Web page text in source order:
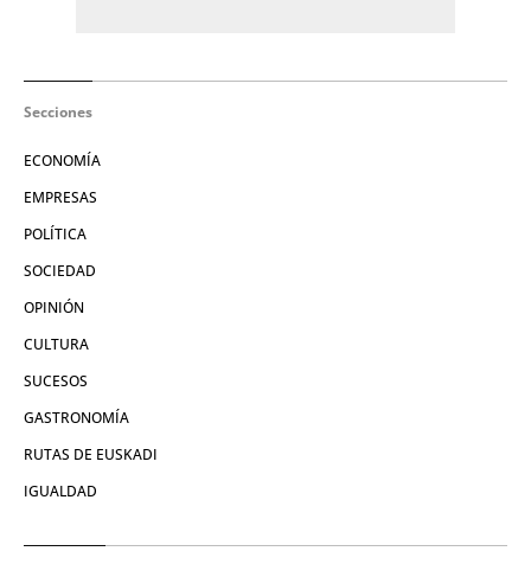
Secciones
ECONOMÍA
EMPRESAS
POLÍTICA
SOCIEDAD
OPINIÓN
CULTURA
SUCESOS
GASTRONOMÍA
RUTAS DE EUSKADI
IGUALDAD